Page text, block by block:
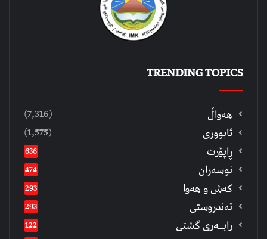
TRENDING TOPICS
هەواڵ (7,316)
ئابووری (1,575)
ڕاپۆرت 636
نوسەران 474
كەش و هەوا 293
تەندروستی 293
رابــه‌ری گشتی 122